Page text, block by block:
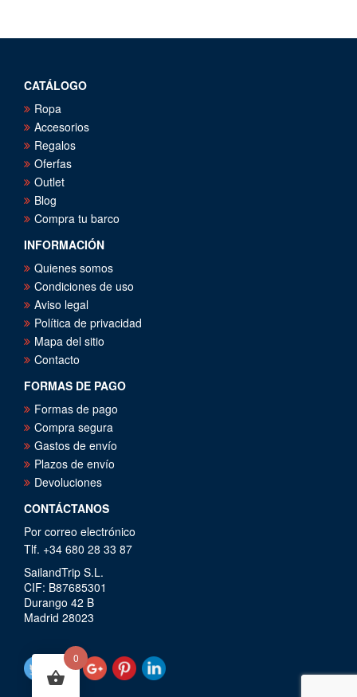
CATÁLOGO
Ropa
Accesorios
Regalos
Oferfas
Outlet
Blog
Compra tu barco
INFORMACIÓN
Quienes somos
Condiciones de uso
Aviso legal
Política de privacidad
Mapa del sitio
Contacto
FORMAS DE PAGO
Formas de pago
Compra segura
Gastos de envío
Plazos de envío
Devoluciones
CONTÁCTANOS
Por correo electrónico
Tlf. +34 680 28 33 87
SailandTrip S.L.
CIF: B87685301
Durango 42 B
Madrid 28023
0